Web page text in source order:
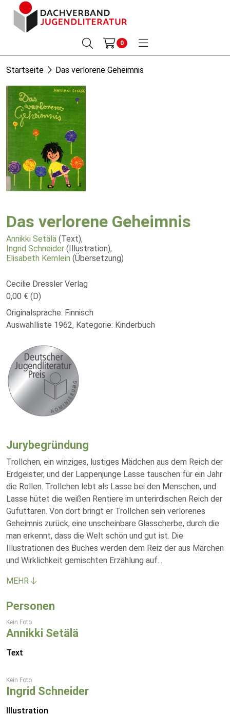
0
Startseite Das verlorene Geheimnis
Das verlorene Geheimnis
Annikki Setälä (Text),
Ingrid Schneider (Illustration),
Elisabeth Kemlein (Übersetzung)
Cecilie Dressler Verlag
0,00 € (D)
Originalsprache: Finnisch
Auswahlliste 1962, Kategorie: Kinderbuch
Jurybegründung
Trollchen, ein winziges, lustiges Mädchen aus dem Reich der
Erdgeister, und der Lappenjunge Lasse tauschen für ein Jahr
die Rollen. Trollchen lebt als Lasse bei den Menschen, und
Lasse hütet die weißen Rentiere im unterirdischen Reich der
Gufuttaren. Von dort bringt er Trollchen sein verlorenes
Geheimnis zurück, eine unscheinbare Glasscherbe, durch die
man erkennt, dass die Welt schön und gut ist. Die
Illustrationen des Buches werden dem Reiz der aus Märchen
und Wirklichkeit gemischten Erzählung auf...
MEHR
Personen
Kein Foto
Annikki Setälä
Text
Kein Foto
Ingrid Schneider
Illustration